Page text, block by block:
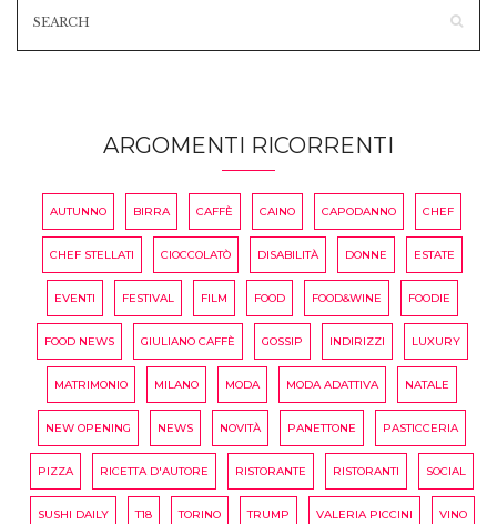
ARGOMENTI RICORRENTI
AUTUNNO BIRRA CAFFÈ CAINO CAPODANNO CHEF
CHEF STELLATI CIOCCOLATÒ DISABILITÀ DONNE ESTATE
EVENTI FESTIVAL FILM FOOD FOOD&WINE FOODIE
FOOD NEWS GIULIANO CAFFÈ GOSSIP INDIRIZZI LUXURY
MATRIMONIO MILANO MODA MODA ADATTIVA NATALE
NEW OPENING NEWS NOVITÀ PANETTONE PASTICCERIA
PIZZA RICETTA D'AUTORE RISTORANTE RISTORANTI SOCIAL
SUSHI DAILY T18 TORINO TRUMP VALERIA PICCINI VINO